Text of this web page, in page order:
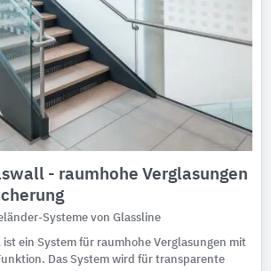
- raumhohe Verglasungen
Systeme von Glassline
ist ein System für raumhohe Verglasungen mit
Das System wird für transparente